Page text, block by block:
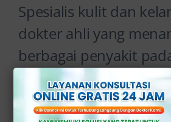
Spesialis kulit dan
dokter ahli yang
berbagai penyakit
kelamin serta organ
Mereka memiliki